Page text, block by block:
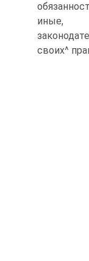
иные,
своих^